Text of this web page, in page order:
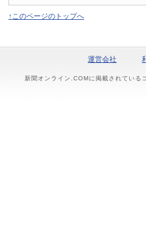
↑このページのトップへ
運営会社
新聞オンライン.COMに掲載されている